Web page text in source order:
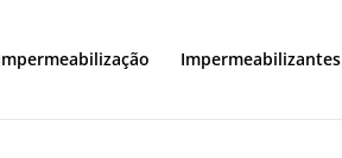
Impermeabilizantes